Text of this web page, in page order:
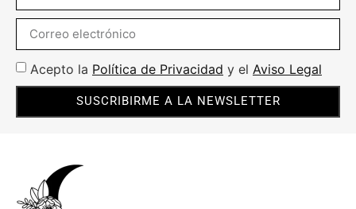
Acepto la Política de Privacidad y el Aviso Legal
SUSCRIBIRME A LA NEWSLETTER